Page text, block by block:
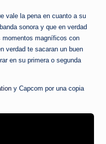
vale la pena en cuanto a su
sonora y que en verdad
momentos magníficos con
verdad te sacaran un buen
en su primera o segunda
y Capcom por una copia